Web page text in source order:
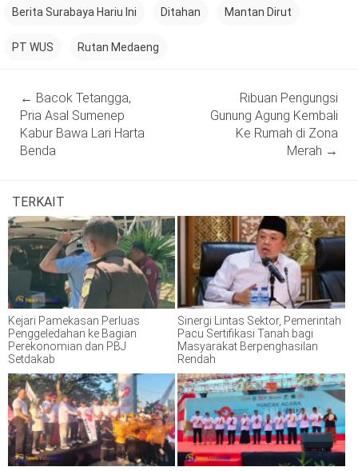
Berita Surabaya Hariu Ini Ditahan Mantan Dirut
PT WUS Rutan Medaeng
navigation
← Bacok Tetangga,
Pria Asal Sumenep
Kabur Bawa Lari Harta
Benda
Ribuan Pengungsi
Gunung Agung Kembali
Ke Rumah di Zona
Merah →
TERKAIT
Kejari Pamekasan Perluas
Penggeledahan ke Bagian
Perekonomian dan PBJ
Setdakab
Sinergi Lintas Sektor, Pemerintah
Pacu Sertifikasi Tanah bagi
Masyarakat Berpenghasilan
Rendah